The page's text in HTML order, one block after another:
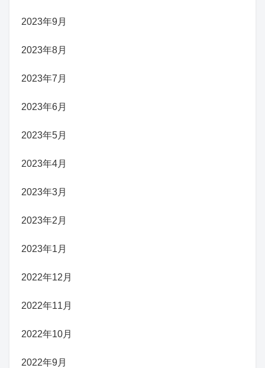
2023年9月
2023年8月
2023年7月
2023年6月
2023年5月
2023年4月
2023年3月
2023年2月
2023年1月
2022年12月
2022年11月
2022年10月
2022年9月